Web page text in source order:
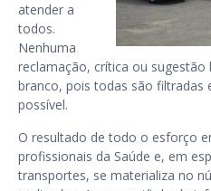
atender a
todos.
Nenhuma
reclamação, crítica ou
branco, pois todas são filtradas
possível.
O resultado de todo o esforço
profissionais da Saúde e, em
transportes, se materializa no